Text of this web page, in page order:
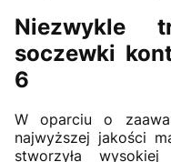
Niezwykle
soczewki
6
W oparciu o
najwyższej jakości
stworzyła